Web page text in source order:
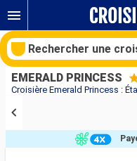
EMERALD PRINCESS
Rechercher une